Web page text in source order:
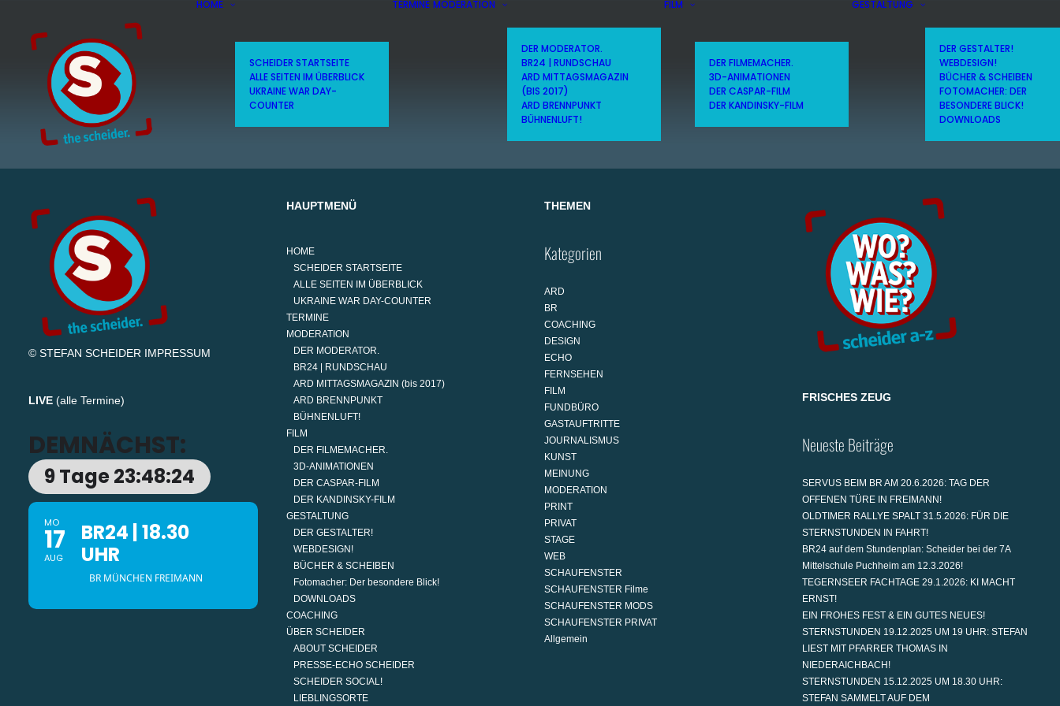
HOME
SCHEIDER STARTSEITE
ALLE SEITEN IM ÜBERBLICK
UKRAINE WAR DAY-
COUNTER
TERMINE MODERATION
DER MODERATOR.
BR24 | RUNDSCHAU
ARD MITTAGSMAGAZIN
(BIS 2017)
ARD BRENNPUNKT
BÜHNENLUFT!
FILM
DER FILMEMACHER.
3D-ANIMATIONEN
DER CASPAR-FILM
DER KANDINSKY-FILM
GESTALTUNG
DER GESTALTER!
WEBDESIGN!
BÜCHER & SCHEIBEN
FOTOMACHER: DER
BESONDERE BLICK!
DOWNLOADS
© STEFAN SCHEIDER IMPRESSUM
LIVE (alle Termine)
DEMNÄCHST:
9 Tage 23:48:24
MO
17
AUG
BR24 | 18.30
UHR
BR MÜNCHEN FREIMANN
HAUPTMENÜ
HOME
SCHEIDER STARTSEITE
ALLE SEITEN IM ÜBERBLICK
UKRAINE WAR DAY-COUNTER
TERMINE
MODERATION
DER MODERATOR.
BR24 | RUNDSCHAU
ARD MITTAGSMAGAZIN (bis 2017)
ARD BRENNPUNKT
BÜHNENLUFT!
FILM
DER FILMEMACHER.
3D-ANIMATIONEN
DER CASPAR-FILM
DER KANDINSKY-FILM
GESTALTUNG
DER GESTALTER!
WEBDESIGN!
BÜCHER & SCHEIBEN
Fotomacher: Der besondere Blick!
DOWNLOADS
COACHING
ÜBER SCHEIDER
ABOUT SCHEIDER
PRESSE-ECHO SCHEIDER
SCHEIDER SOCIAL!
LIEBLINGSORTE
THEMEN
Kategorien
ARD
BR
COACHING
DESIGN
ECHO
FERNSEHEN
FILM
FUNDBÜRO
GASTAUFTRITTE
JOURNALISMUS
KUNST
MEINUNG
MODERATION
PRINT
PRIVAT
STAGE
WEB
SCHAUFENSTER
SCHAUFENSTER Filme
SCHAUFENSTER MODS
SCHAUFENSTER PRIVAT
Allgemein
FRISCHES ZEUG
Neueste Beiträge
SERVUS BEIM BR AM 20.6.2026: TAG DER
OFFENEN TÜRE IN FREIMANN!
OLDTIMER RALLYE SPALT 31.5.2026: FÜR DIE
STERNSTUNDEN IN FAHRT!
BR24 auf dem Stundenplan: Scheider bei der 7A
Mittelschule Puchheim am 12.3.2026!
TEGERNSEER FACHTAGE 29.1.2026: KI MACHT
ERNST!
EIN FROHES FEST & EIN GUTES NEUES!
STERNSTUNDEN 19.12.2025 UM 19 UHR: STEFAN
LIEST MIT PFARRER THOMAS IN
NIEDERAICHBACH!
STERNSTUNDEN 15.12.2025 UM 18.30 UHR:
STEFAN SAMMELT AUF DEM